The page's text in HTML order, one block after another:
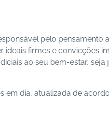
pelo pensamento
firmes e convicções
ao seu bem-estar,
em dia, atualizada de